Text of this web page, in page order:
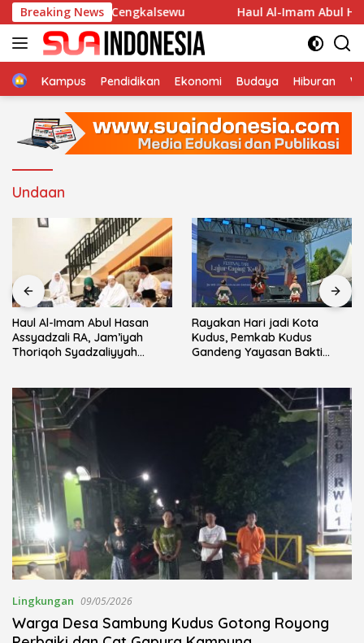
Langsung
ke
konten
Breaking News
Nur Desa Cengkalsewu Haul Al-Imam Abul Hasan
HomeKampus Pendidikan Ekonomi Budaya Hiburan
Undaan
Haul Al-Imam Abul Hasan
Assyadzali RA, Jam’iyah
Thoriqoh Syadzaliyyah
Rayakan Hari jadi Kota
Kudus, Pemkab Kudus
Gandeng Yayasan Bakti
Lingkungan 09/05/2026
Warga Desa Sambung Kudus Gotong Royong